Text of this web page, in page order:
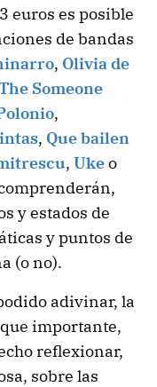
euros es posible
de bandas
, Olivia de
Someone
,
, Que bailen
, Ukeo
y estados de
y puntos de
(o no).
adivinar, la
importante,
reflexionar,
sobre las